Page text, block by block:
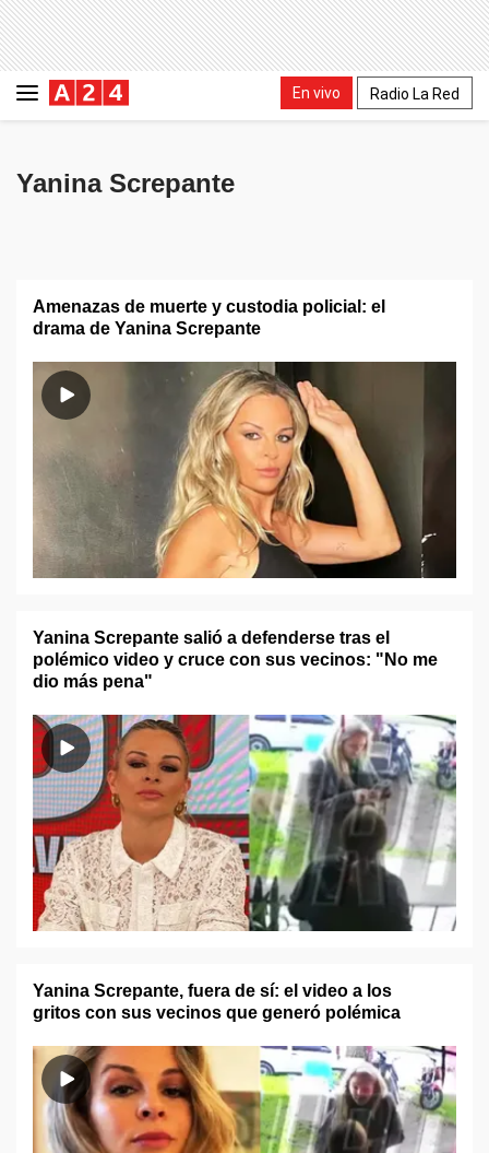
En vivo Radio La Red
Yanina Screpante
Amenazas de muerte y custodia policial: el
drama de Yanina Screpante
Yanina Screpante salió a defenderse tras el
polémico video y cruce con sus vecinos: "No me
dio más pena"
Yanina Screpante, fuera de sí: el video a los
gritos con sus vecinos que generó polémica